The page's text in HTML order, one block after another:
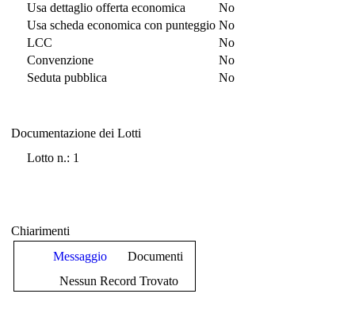
Usa dettaglio offerta economica
No
Usa scheda economica con punteggio No
LCC
No
Convenzione
No
Seduta pubblica
No
Documentazione dei Lotti
Lotto n.: 1
Chiarimenti
Messaggio
Documenti
Nessun Record Trovato